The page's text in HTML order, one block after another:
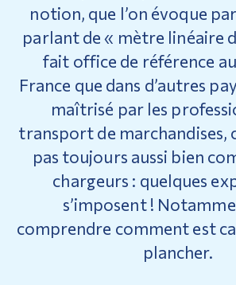
notion, que l’on évoque
parlant de « mètre linéaire
fait office de référence
France que dans d’autres
maîtrisé par les
transport de marchandises,
pas toujours aussi bien
chargeurs : quelques
s’imposent !
comprendre comment est
plancher.